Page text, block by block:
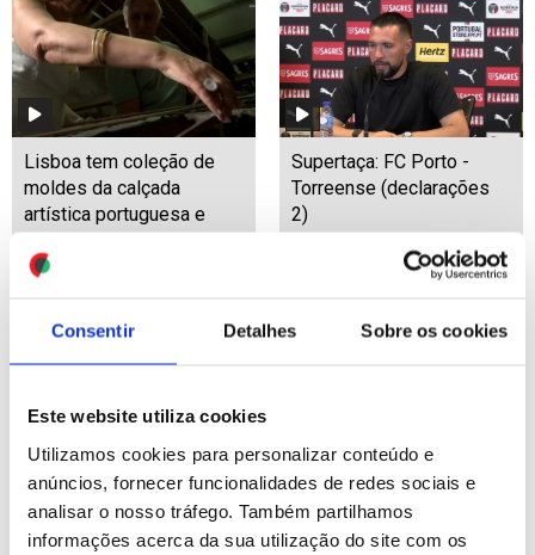
Consentir Detalhes Sobre os cookies
Este website utiliza cookies
Utilizamos cookies para personalizar conteúdo e
anúncios, fornecer funcionalidades de redes sociais e
analisar o nosso tráfego. Também partilhamos
informações acerca da sua utilização do site com os
Lisboa tem coleção de
moldes da calçada
artística portuguesa e
(editado)
Supertaça: FC Porto -
Torreense (declarações
2)
Engenho explosivo
artesanal na origem de